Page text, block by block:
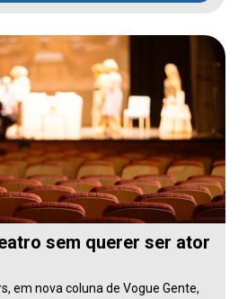
sem querer ser ator
em nova coluna de Vogue Gente,